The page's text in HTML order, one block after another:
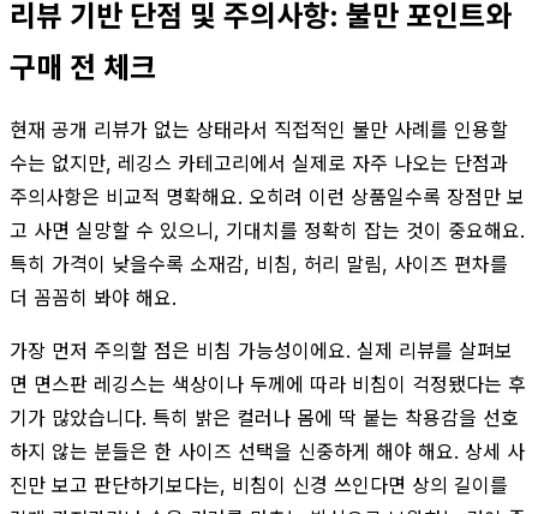
리뷰 기반 단점 및 주의사항: 불만 포인트와
구매 전 체크
현재 공개 리뷰가 없는 상태라서 직접적인 불만 사례를 인용할
수는 없지만, 레깅스 카테고리에서 실제로 자주 나오는 단점과
주의사항은 비교적 명확해요. 오히려 이런 상품일수록 장점만 보
고 사면 실망할 수 있으니, 기대치를 정확히 잡는 것이 중요해요.
특히 가격이 낮을수록 소재감, 비침, 허리 말림, 사이즈 편차를
더 꼼꼼히 봐야 해요.
가장 먼저 주의할 점은 비침 가능성이에요. 실제 리뷰를 살펴보
면 면스판 레깅스는 색상이나 두께에 따라 비침이 걱정됐다는 후
기가 많았습니다. 특히 밝은 컬러나 몸에 딱 붙는 착용감을 선호
하지 않는 분들은 한 사이즈 선택을 신중하게 해야 해요. 상세 사
진만 보고 판단하기보다는, 비침이 신경 쓰인다면 상의 길이를